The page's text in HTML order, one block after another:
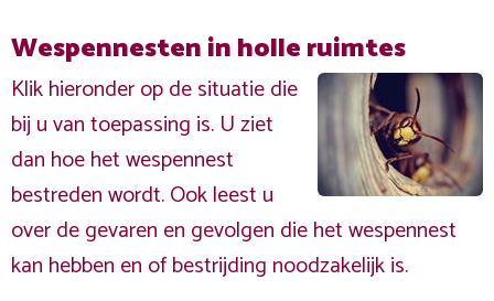
Wespennesten in holle ruimtes
Klik hieronder op de situatie die
bij u van toepassing is. U ziet
dan hoe het wespennest
bestreden wordt. Ook leest u
over de gevaren en gevolgen die het wespennest
kan hebben en of bestrijding noodzakelijk is.